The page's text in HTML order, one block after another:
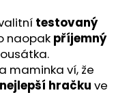
testovaný
naopak příjemný
maminka ví, že
nejlepší hračku ve